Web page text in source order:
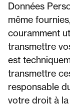
Données
même
couramment
transmettre
est
transmettre
responsable
votre droit à